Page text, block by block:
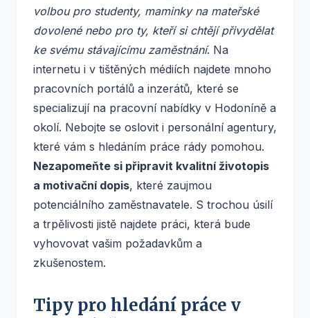
volbou pro studenty, maminky na mateřské
dovolené nebo pro ty, kteří si chtějí přivydělat
ke svému stávajícímu zaměstnání. Na
internetu i v tištěných médiích najdete mnoho
pracovních portálů a inzerátů, které se
specializují na pracovní nabídky v Hodoníně a
okolí. Nebojte se oslovit i personální agentury,
které vám s hledáním práce rády pomohou.
Nezapomeňte si připravit kvalitní životopis
a motivační dopis, které zaujmou
potenciálního zaměstnavatele. S trochou úsilí
a trpělivosti jistě najdete práci, která bude
vyhovovat vašim požadavkům a
zkušenostem.
Tipy pro hledání práce v